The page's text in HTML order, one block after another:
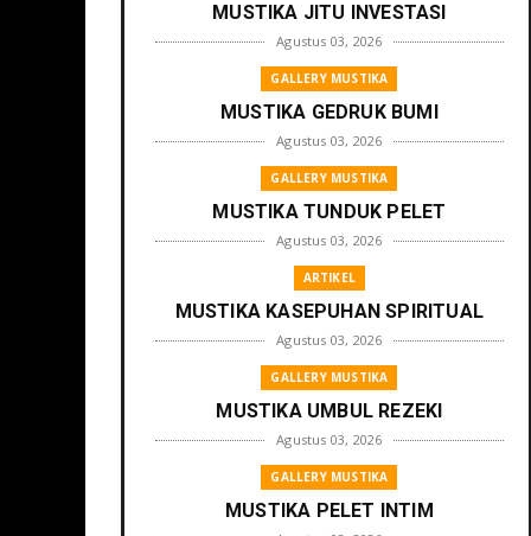
MUSTIKA JITU INVESTASI
Agustus 03, 2026
GALLERY MUSTIKA
MUSTIKA GEDRUK BUMI
Agustus 03, 2026
GALLERY MUSTIKA
MUSTIKA TUNDUK PELET
Agustus 03, 2026
ARTIKEL
MUSTIKA KASEPUHAN SPIRITUAL
Agustus 03, 2026
GALLERY MUSTIKA
MUSTIKA UMBUL REZEKI
Agustus 03, 2026
GALLERY MUSTIKA
MUSTIKA PELET INTIM